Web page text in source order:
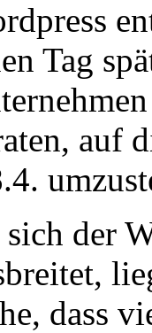
Tag
auf
sich der
dass